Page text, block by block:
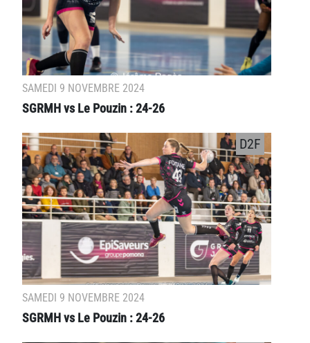
SAMEDI 9 NOVEMBRE 2024
SGRMH vs Le Pouzin : 24-26
SAMEDI 9 NOVEMBRE 2024
SGRMH vs Le Pouzin : 24-26
D2F